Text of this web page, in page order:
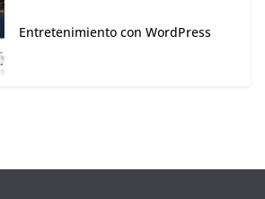
Entretenimiento con WordPress